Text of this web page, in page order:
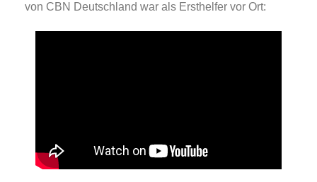
von CBN Deutschland war als Ersthelfer vor Ort: